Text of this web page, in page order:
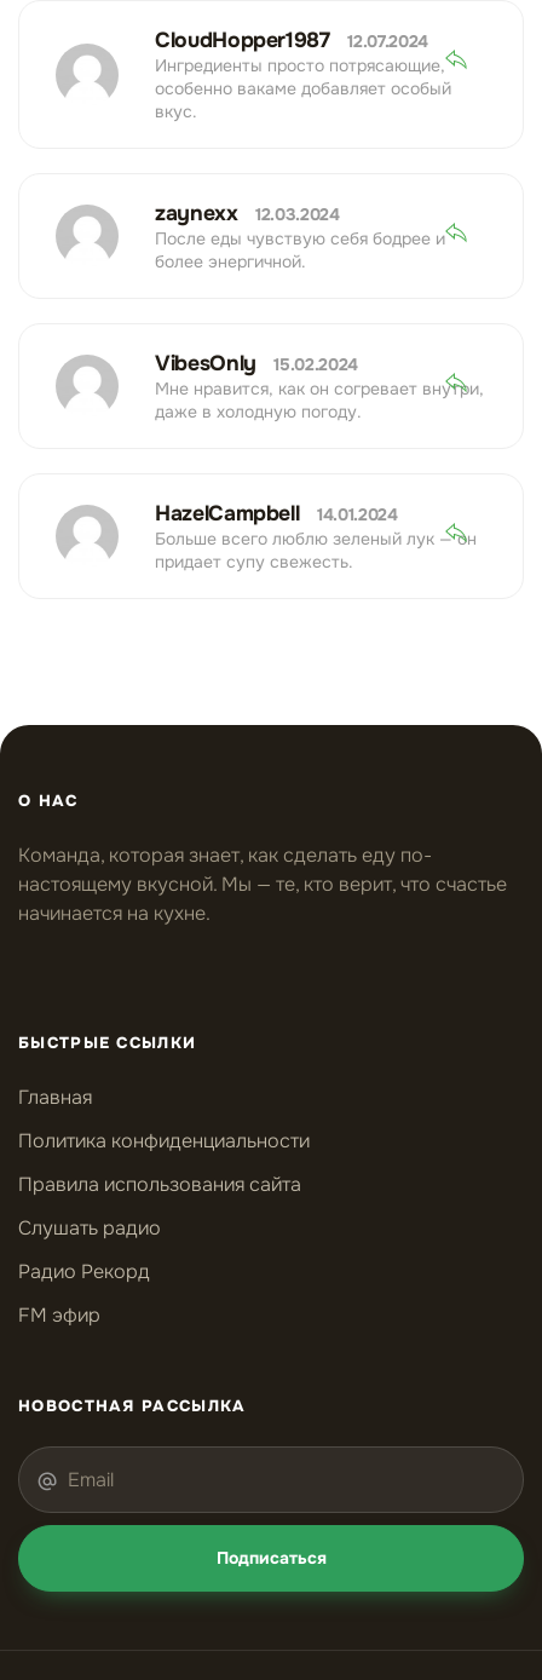
CloudHopper1987
12.07.2024
Ингредиенты просто потрясающие,
особенно вакаме добавляет особый
вкус.
zaynexx
12.03.2024
После еды чувствую себя бодрее и
более энергичной.
VibesOnly
15.02.2024
Мне нравится, как он согревает внутри,
даже в холодную погоду.
HazelCampbell
14.01.2024
Больше всего люблю зеленый лук — он
придает супу свежесть.
О НАС
Команда, которая знает, как сделать еду по-
настоящему вкусной. Мы — те, кто верит, что счастье
начинается на кухне.
БЫСТРЫЕ ССЫЛКИ
Главная
Политика конфиденциальности
Правила использования сайта
Слушать радио
Радио Рекорд
FM эфир
НОВОСТНАЯ РАССЫЛКА
Подписаться